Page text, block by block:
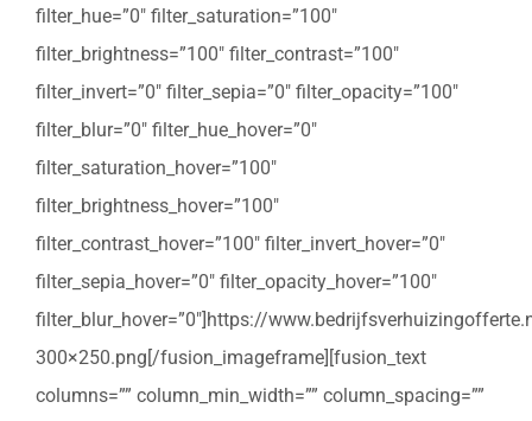
filter_hue=”0″ filter_saturation=”100″
filter_brightness=”100″ filter_contrast=”100″
filter_invert=”0″ filter_sepia=”0″ filter_opacity=”100″
filter_blur=”0″ filter_hue_hover=”0″
filter_saturation_hover=”100″
filter_brightness_hover=”100″
filter_contrast_hover=”100″ filter_invert_hover=”0″
filter_sepia_hover=”0″ filter_opacity_hover=”100″
filter_blur_hover=”0″]https://
300×250.png[/fusion_imageframe][fusion_text
columns=”” column_min_width=”” column_spacing=””